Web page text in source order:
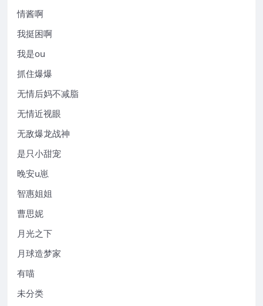
情酱啊
我挺困啊
我是ou
抓住爆爆
无情后妈不减脂
无情近视眼
无敌爆龙战神
是只小甜宠
晚安u崽
智惠姐姐
曹思妮
月光之下
月球造梦家
有喵
未分类